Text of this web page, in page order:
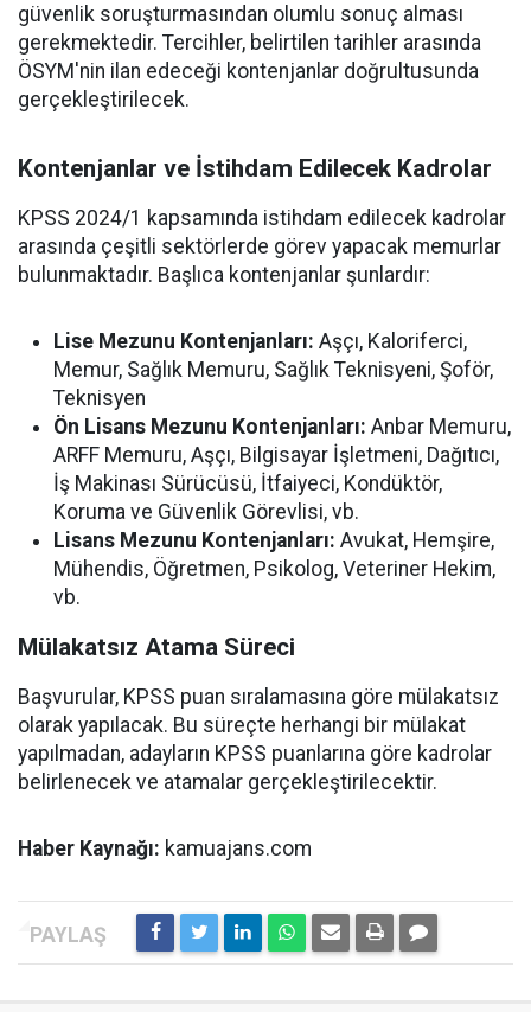
güvenlik soruşturmasından olumlu sonuç alması
gerekmektedir. Tercihler, belirtilen tarihler arasında
ÖSYM'nin ilan edeceği kontenjanlar doğrultusunda
gerçekleştirilecek.
Kontenjanlar ve İstihdam Edilecek Kadrolar
KPSS 2024/1 kapsamında istihdam edilecek kadrolar
arasında çeşitli sektörlerde görev yapacak memurlar
bulunmaktadır. Başlıca kontenjanlar şunlardır:
Lise Mezunu Kontenjanları: Aşçı, Kaloriferci,
Memur, Sağlık Memuru, Sağlık Teknisyeni, Şoför,
Teknisyen
Ön Lisans Mezunu Kontenjanları: Anbar Memuru,
ARFF Memuru, Aşçı, Bilgisayar İşletmeni, Dağıtıcı,
İş Makinası Sürücüsü, İtfaiyeci, Kondüktör,
Koruma ve Güvenlik Görevlisi, vb.
Lisans Mezunu Kontenjanları: Avukat, Hemşire,
Mühendis, Öğretmen, Psikolog, Veteriner Hekim,
vb.
Mülakatsız Atama Süreci
Başvurular, KPSS puan sıralamasına göre mülakatsız
olarak yapılacak. Bu süreçte herhangi bir mülakat
yapılmadan, adayların KPSS puanlarına göre kadrolar
belirlenecek ve atamalar gerçekleştirilecektir.
Haber Kaynağı: kamuajans.com